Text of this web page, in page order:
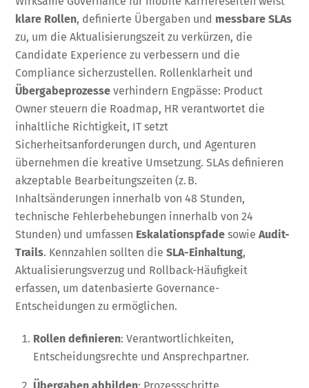
klare Rollen, definierte Übergaben und messbare SLAs
zu, um die Aktualisierungszeit zu verkürzen, die
Candidate Experience zu verbessern und die
Compliance sicherzustellen. Rollenklarheit und
Übergabeprozesse verhindern Engpässe: Product
Owner steuern die Roadmap, HR verantwortet die
inhaltliche Richtigkeit, IT setzt
Sicherheitsanforderungen durch, und Agenturen
übernehmen die kreative Umsetzung. SLAs definieren
akzeptable Bearbeitungszeiten (z. B.
Inhaltsänderungen innerhalb von 48 Stunden,
technische Fehlerbehebungen innerhalb von 24
Stunden) und umfassen Eskalationspfade sowieAudit-
Trails. Kennzahlen sollten dieSLA-Einhaltung,
Aktualisierungsverzug und Rollback-Häufigkeit
erfassen, um datenbasierte Governance-
Entscheidungen zu ermöglichen.
Rollen definieren: Verantwortlichkeiten,
Entscheidungsrechte und Ansprechpartner.